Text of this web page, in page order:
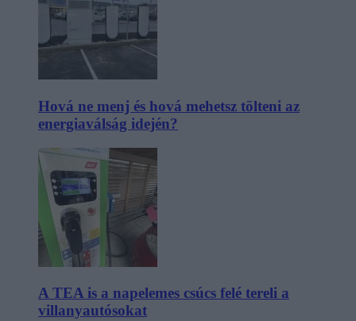
Hová ne menj és hová mehetsz tölteni az
energiaválság idején?
A TEA is a napelemes csúcs felé tereli a
villanyautósokat